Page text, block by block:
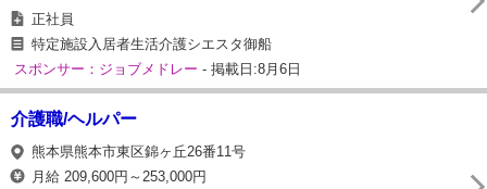
正社員
特定施設入居者生活介護シエスタ御船
スポンサー：ジョブメドレー - 掲載日:8月6日
介護職/ヘルパー
熊本県熊本市東区錦ヶ丘26番11号
月給 209,600円～253,000円